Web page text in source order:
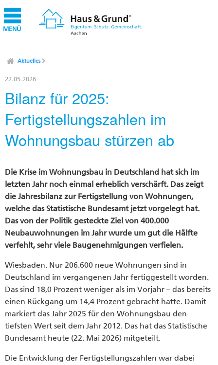
MENÜ
Aktuelles
22.05.2026
Bilanz für 2025:
Fertigstellungszahlen im
Wohnungsbau stürzen ab
Die Krise im Wohnungsbau in Deutschland hat sich im
letzten Jahr noch einmal erheblich verschärft. Das zeigt
die Jahresbilanz zur Fertigstellung von Wohnungen,
welche das Statistische Bundesamt jetzt vorgelegt hat.
Das von der Politik gesteckte Ziel von 400.000
Neubauwohnungen im Jahr wurde um gut die Hälfte
verfehlt, sehr viele Baugenehmigungen verfielen.
Wiesbaden. Nur 206.600 neue Wohnungen sind in
Deutschland im vergangenen Jahr fertiggestellt worden.
Das sind 18,0 Prozent weniger als im Vorjahr – das bereits
einen Rückgang um 14,4 Prozent gebracht hatte. Damit
markiert das Jahr 2025 für den Wohnungsbau den
tiefsten Wert seit dem Jahr 2012. Das hat das Statistische
Bundesamt heute (22. Mai 2026) mitgeteilt.
Die Entwicklung der Fertigstellungszahlen war dabei